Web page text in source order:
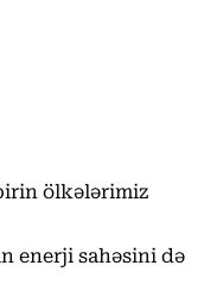
ölkələrimiz
enerji sahəsini də